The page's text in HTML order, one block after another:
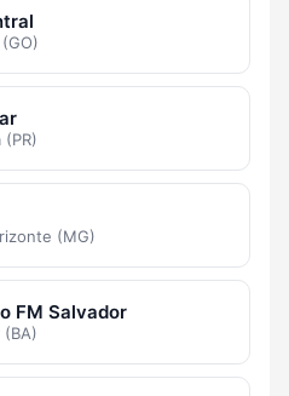
(MG)
FM Salvador
(BA)